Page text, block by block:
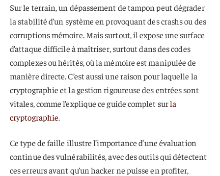
Sur le terrain, un dépassement de tampon peut dégrader
la stabilité d’un système en provoquant des crashs ou des
corruptions mémoire. Mais surtout, il expose une surface
d’attaque difficile à maîtriser, surtout dans des codes
complexes ou hérités, où la mémoire est manipulée de
manière directe. C’est aussi une raison pour laquelle la
cryptographie et la gestion rigoureuse des entrées sont
vitales, comme l’explique ce guide complet surla
cryptographie.
Ce type de faille illustre l’importance d’une évaluation
continue des vulnérabilités, avec des outils qui détectent
ces erreurs avant qu’un hacker ne puisse en profiter,